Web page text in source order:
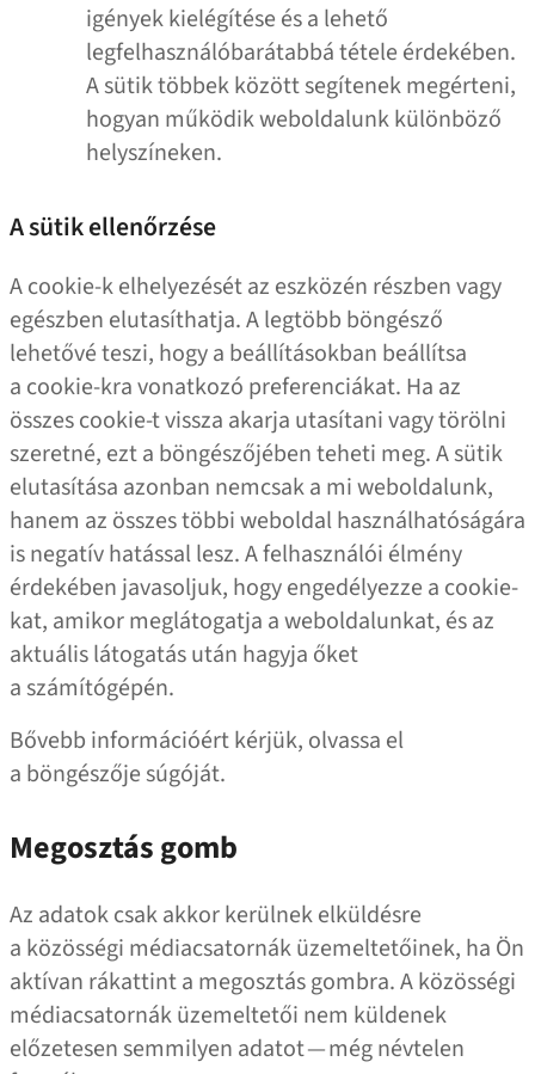
igények kielégítése és a lehető
legfelhasználóbarátabbá tétele érdekében.
A sütik többek között segítenek megérteni,
hogyan működik weboldalunk különböző
helyszíneken.
A sütik ellenőrzése
A cookie‑k elhelyezését az eszközén részben vagy
egészben elutasíthatja. A legtöbb böngésző
lehetővé teszi, hogy a beállításokban beállítsa
a cookie-kra vonatkozó preferenciákat. Ha az
összes cookie‑t vissza akarja utasítani vagy törölni
szeretné, ezt a böngészőjében teheti meg. A sütik
elutasítása azonban nemcsak a mi weboldalunk,
hanem az összes többi weboldal használhatóságára
is negatív hatással lesz. A felhasználói élmény
érdekében javasoljuk, hogy engedélyezze a cookie-
kat, amikor meglátogatja a weboldalunkat, és az
aktuális látogatás után hagyja őket
a számítógépén.
Bővebb információért kérjük, olvassa el
a böngészője súgóját.
Megosztás gomb
Az adatok csak akkor kerülnek elküldésre
a közösségi médiacsatornák üzemeltetőinek, ha Ön
aktívan rákattint a megosztás gombra. A közösségi
médiacsatornák üzemeltetői nem küldenek
előzetesen semmilyen adatot — még névtelen